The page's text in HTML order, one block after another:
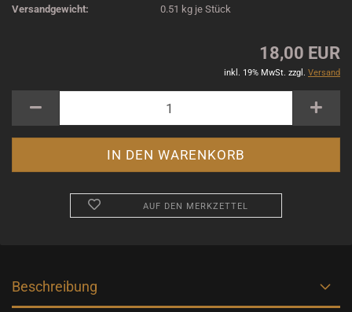
Versandgewicht: 0.51 kg je Stück
18,00 EUR
inkl. 19% MwSt. zzgl. Versand
AUF DEN MERKZETTEL
Beschreibung